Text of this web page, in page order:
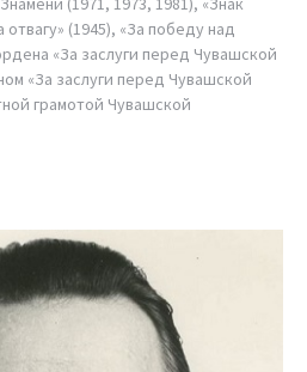
(1945), «За победу над
«За заслуги перед Чувашской
«За заслуги перед Чувашской
грамотой Чувашской